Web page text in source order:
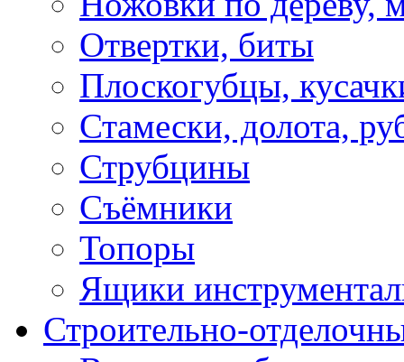
Отвертки, биты
Плоскогубцы,
Стамески, долота,
Струбцины
Съёмники
Топоры
Ящики
Строительно-